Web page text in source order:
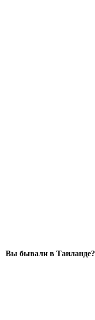
Вы бывали в Таиланде?